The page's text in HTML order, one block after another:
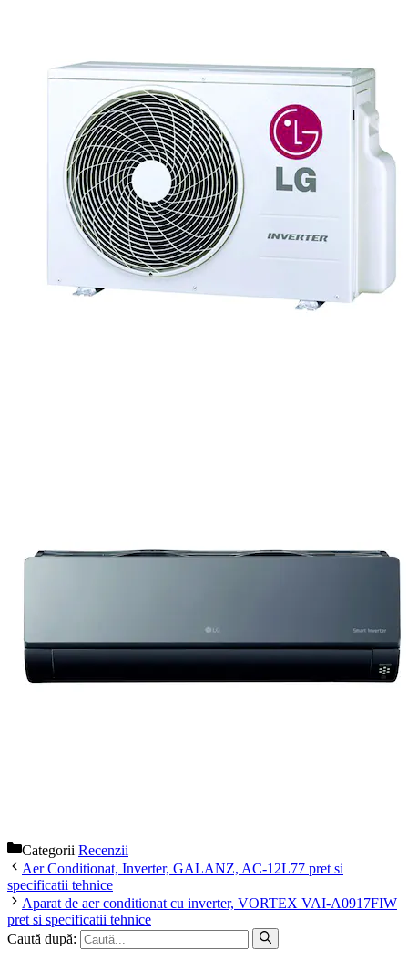
Categorii Recenzii
Aer Conditionat, Inverter, GALANZ, AC-12L77 pret si
specificatii tehnice
Aparat de aer conditionat cu inverter, VORTEX VAI-A0917FIW
pret si specificatii tehnice
Caută după: